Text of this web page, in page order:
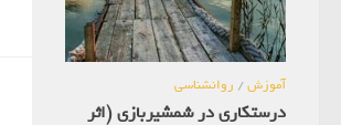
آموزش/ روانشناسی
درستکاری در شمشیربازی (اثر